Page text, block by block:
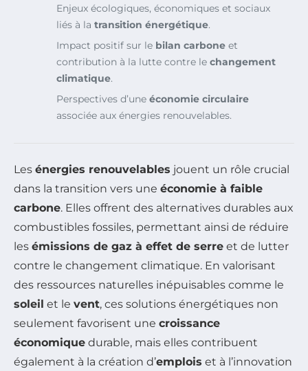
Enjeux écologiques, économiques et sociaux
liés à la transition énergétique.
Impact positif sur le bilan carbone et
contribution à la lutte contre le changement
climatique.
Perspectives d’une économie circulaire
associée aux énergies renouvelables.
Les énergies renouvelables jouent un rôle crucial
dans la transition vers une économie à faible
carbone. Elles offrent des alternatives durables aux
combustibles fossiles, permettant ainsi de réduire
les émissions de gaz à effet de serre et de lutter
contre le changement climatique. En valorisant
des ressources naturelles inépuisables comme le
soleil et le vent, ces solutions énergétiques non
seulement favorisent une croissance
économique durable, mais elles contribuent
également à la création d’emplois et à l’innovation